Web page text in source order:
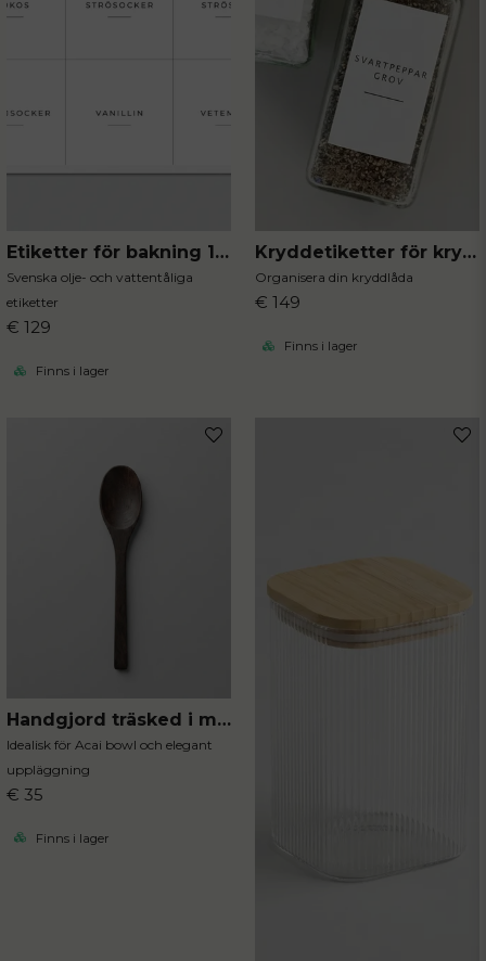
Etiketter för bakning 12st
Svenska olje- och vattentåliga
etiketter
€ 129
Finns i lager
Kryddetiketter för kryddburkar 30st
Organisera din kryddlåda
€ 149
Finns i lager
Handgjord träsked i mörkt trä
Idealisk för Acai bowl och elegant
uppläggning
€ 35
Finns i lager